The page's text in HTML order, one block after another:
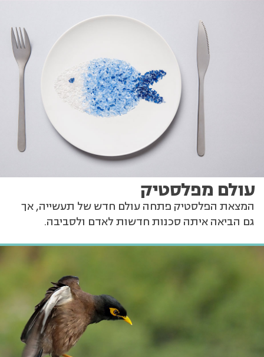
עולם מפלסטיק
המצאת הפלסטיק פתחה עולם חדש של תעשייה, אך
גם הביאה איתה סכנות חדשות לאדם ולסביבה.